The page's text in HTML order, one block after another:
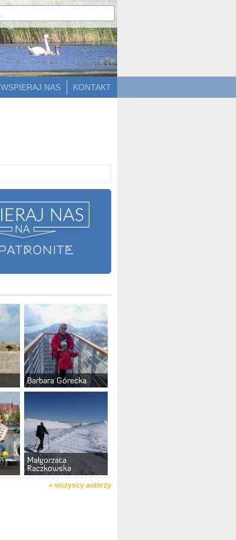
KONTAKT
WSPIERAJ NAS
Barbara Górecka
Małgorzata
Raczkowska
» wszyscy autorzy